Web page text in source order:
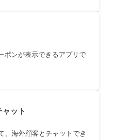
ポンが表示できるアプリで
ット
、海外顧客とチャットでき